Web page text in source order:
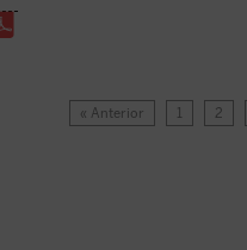
« Anterior 1 2